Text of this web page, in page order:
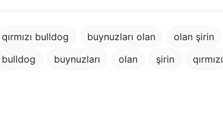
qırmızı bulldog buynuzları olan olan şirin
bulldog
buynuzları olan şirin qırmızı